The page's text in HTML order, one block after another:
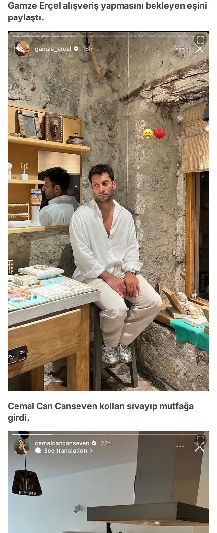
Gamze Erçel alışveriş yapmasını bekleyen eşini
paylaştı.
Cemal Can Canseven kolları sıvayıp mutfağa
girdi.